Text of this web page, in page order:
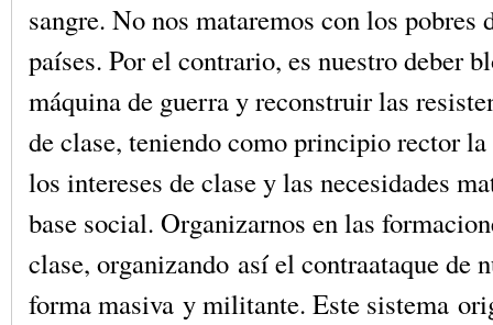
sangre. No nos mataremos con los pobres
países. Por el contrario, es nuestro deber
máquina de guerra y reconstruir las
de clase, teniendo como principio rector
los intereses de clase y las necesidades
base social. Organizarnos en las
clase, organizando así el contraataque de
forma masiva y militante. Este sistema